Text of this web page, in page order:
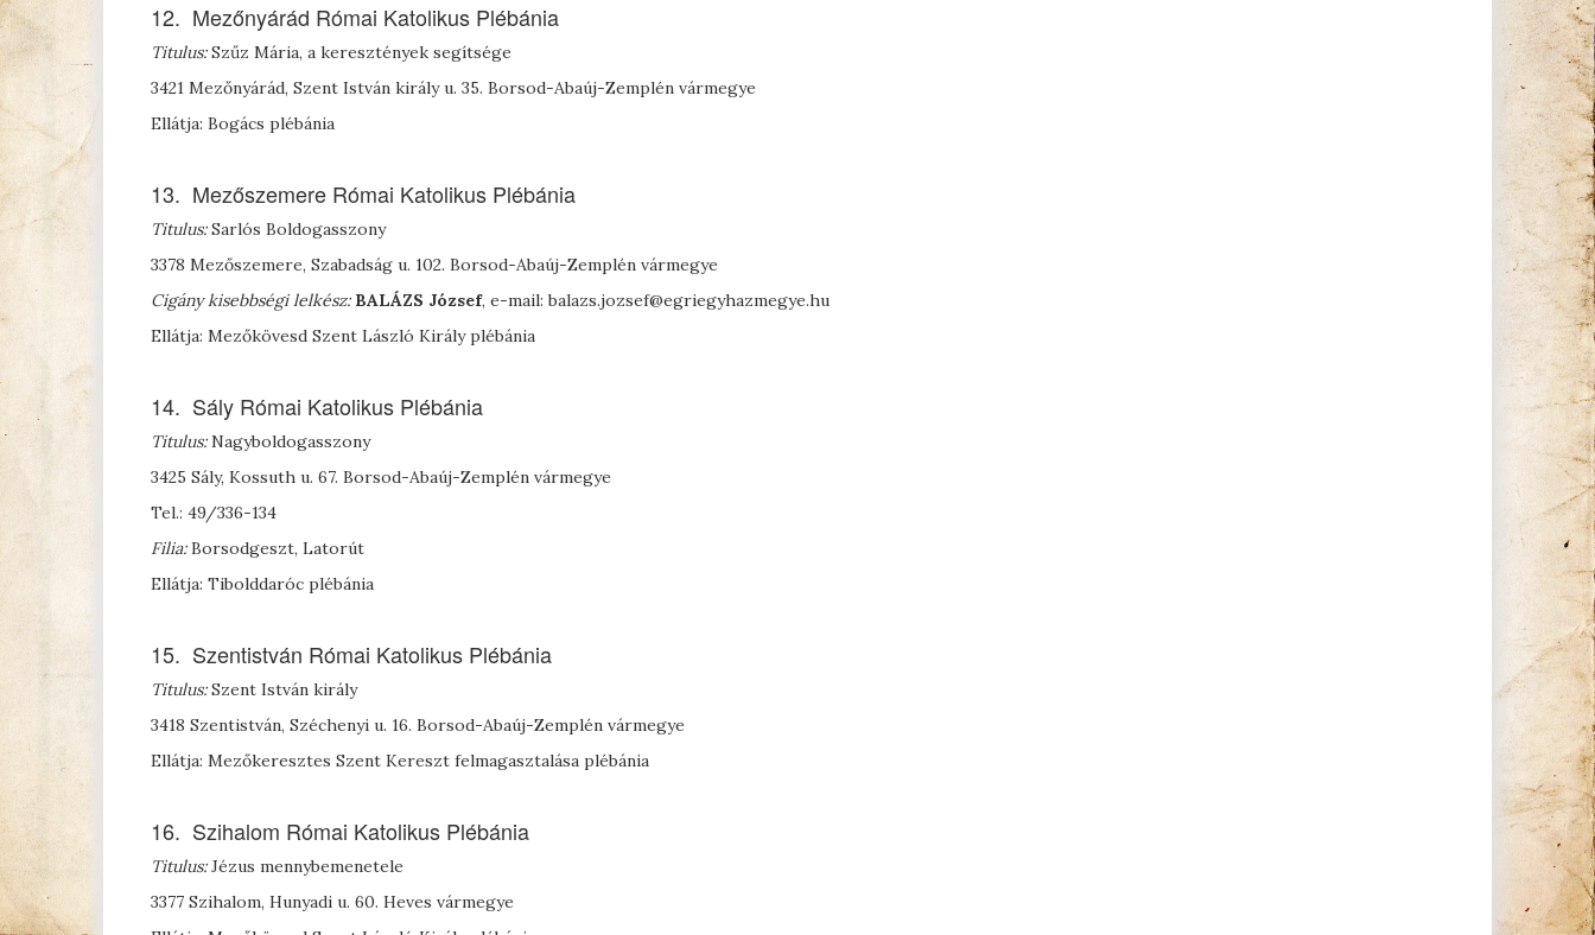
12. Mezőnyárád Római Katolikus Plébánia
Titulus:Szűz Mária, a keresztények segítsége
3421 Mezőnyárád, Szent István király u. 35. Borsod-Abaúj-Zemplén vármegye
Ellátja: Bogács plébánia
13. Mezőszemere Római Katolikus Plébánia
Titulus:Sarlós Boldogasszony
3378 Mezőszemere, Szabadság u. 102. Borsod-Abaúj-Zemplén vármegye
Cigány kisebbségi lelkész: BALÁZS József, e-mail: balazs.jozsef@egriegyhazmegye.hu
Ellátja: Mezőkövesd Szent László Király plébánia
14. Sály Római Katolikus Plébánia
Titulus: Nagyboldogasszony
3425 Sály, Kossuth u. 67. Borsod-Abaúj-Zemplén vármegye
Tel.: 49/336-134
Filia:Borsodgeszt, Latorút
Ellátja: Tibolddaróc plébánia
15. Szentistván Római Katolikus Plébánia
Titulus:Szent István király
3418 Szentistván, Széchenyi u. 16. Borsod-Abaúj-Zemplén vármegye
Ellátja: Mezőkeresztes Szent Kereszt felmagasztalása plébánia
16. Szihalom Római Katolikus Plébánia
Titulus:Jézus mennybemenetele
3377 Szihalom, Hunyadi u. 60. Heves vármegye